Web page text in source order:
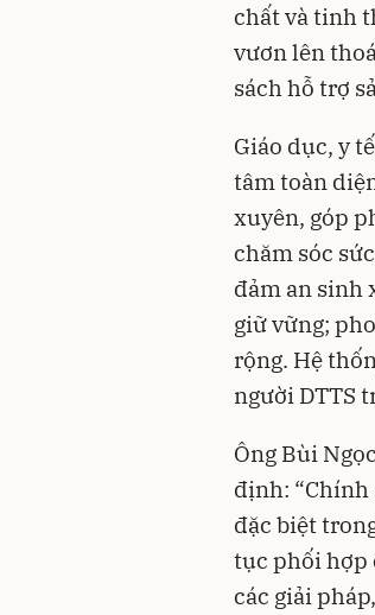
chất và tinh
vươn lên
sách hỗ trợ
Giáo dục, y
tâm toàn
xuyên, góp
chăm sóc
đảm an sinh
giữ vững;
rộng. Hệ
người DTTS
Ông Bùi
định: “Chính
đặc biệt
tục phối hợp
các giải